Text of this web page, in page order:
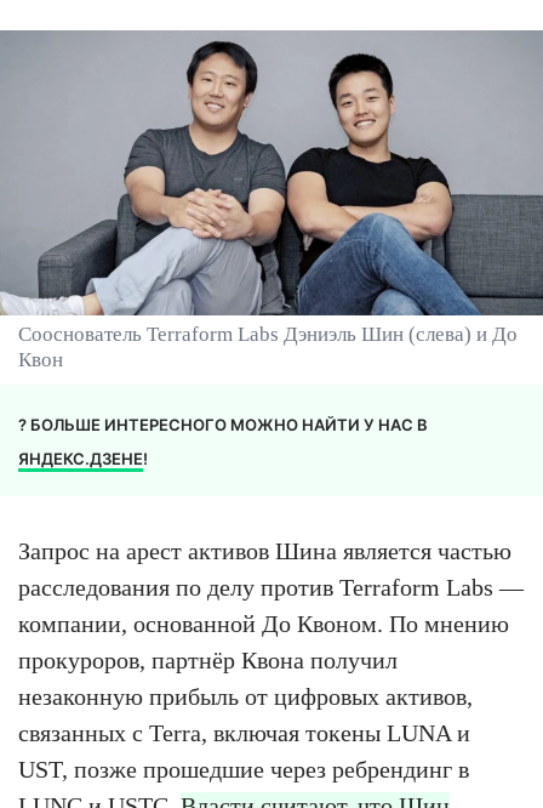
Сооснователь Terraform Labs Дэниэль Шин (слева) и До
Квон
? БОЛЬШЕ ИНТЕРЕСНОГО МОЖНО НАЙТИ У НАС В
ЯНДЕКС.ДЗЕНЕ!
Запрос на арест активов Шина является частью
расследования по делу против Terraform Labs —
компании, основанной До Квоном. По мнению
прокуроров, партнёр Квона получил
незаконную прибыль от цифровых активов,
связанных с Terra, включая токены LUNA и
UST, позже прошедшие через ребрендинг в